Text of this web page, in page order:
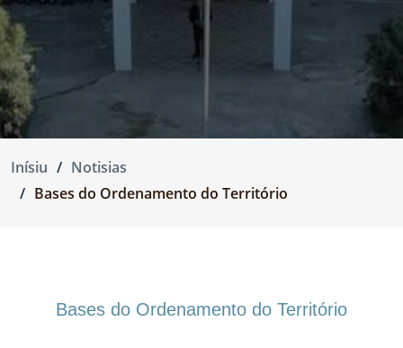
Inísiu
Notisias
Bases do Ordenamento do Território
Bases do Ordenamento do Território